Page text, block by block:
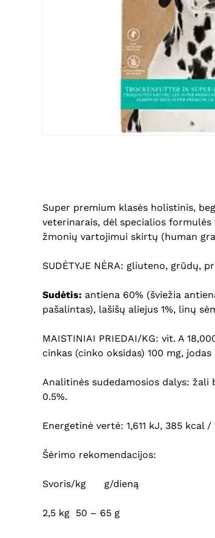
Super premium klasės holistinis,
veterinarais, dėl specialios
žmonių vartojimui skirtų (human
SUDĖTYJE NĖRA: gliuteno,
Sudėtis: antiena 60% (šviežia
pašalintas), lašišų aliejus 1%, linų
MAISTINIAI PRIEDAI/KG: vit. A
cinkas (cinko oksidas) 100 mg,
Analitinės sudedamosios dalys: žali
0.5%.
Energetinė vertė: 1,611 kJ, 385 kcal /
Šėrimo rekomendacijos:
Svoris/kg g/dieną
2,5 kg 50 – 65 g